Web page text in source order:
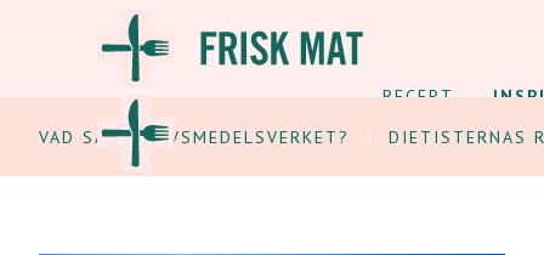
RECEPT
VAD SÄGER LIVSMEDELSVERKET?
DIETISTERNAS